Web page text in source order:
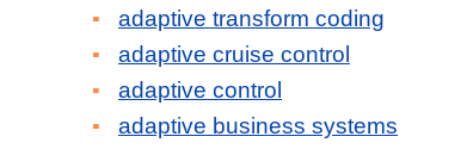
adaptive transform coding
adaptive cruise control
adaptive control
adaptive business systems